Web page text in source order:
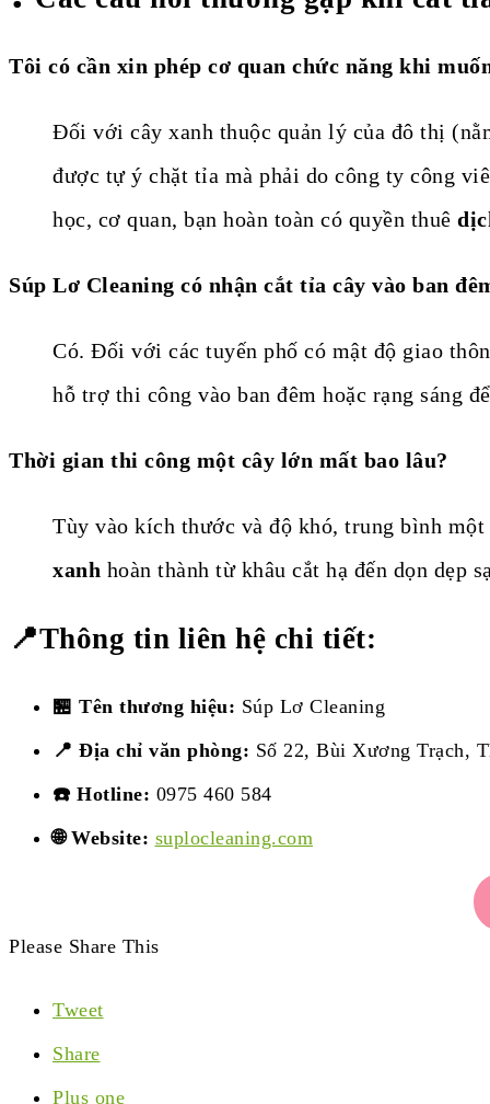
Tôi có cần xin phép cơ quan chức năng khi
Đối với cây xanh thuộc quản lý của đô thị
được tự ý chặt tỉa mà phải do công ty công
học, cơ quan, bạn hoàn toàn có quyền thuê
Súp Lơ Cleaning có nhận cắt tỉa cây vào ban
Có. Đối với các tuyến phố có mật độ giao
hỗ trợ thi công vào ban đêm hoặc rạng sáng
Thời gian thi công một cây lớn mất bao lâu?
Tùy vào kích thước và độ khó, trung bình
xanh hoàn thành từ khâu cắt hạ đến dọn dẹp
📍Thông tin liên hệ chi tiết:
🏪 Tên thương hiệu: Súp Lơ Cleaning
📍 Địa chỉ văn phòng: Số 22, Bùi Xương Trạch,
☎️ Hotline: 0975 460 584
🌐 Website: suplocleaning.com
Please Share This
Tweet
Share
Plus one